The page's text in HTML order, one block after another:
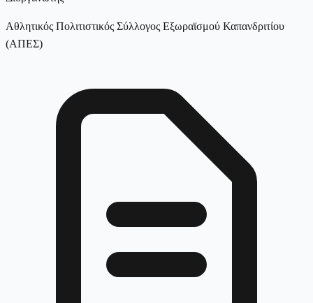
Αθλητικός Πολιτιστικός Σύλλογος Εξωραϊσμού Καπανδριτίου
(ΑΠΕΣ)